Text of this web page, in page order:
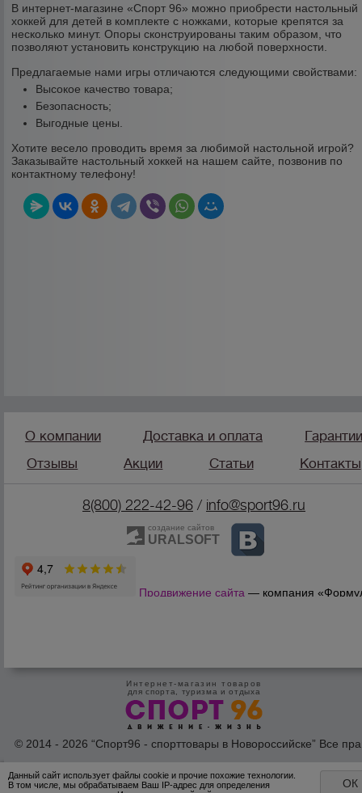
В интернет-магазине «Спорт 96» можно приобрести настольный
хоккей для детей в комплекте с ножками, которые крепятся за
несколько минут. Опоры сконструированы таким образом, что
позволяют установить конструкцию на любой поверхности.
Предлагаемые нами игры отличаются следующими свойствами:
Высокое качество товара;
Безопасность;
Выгодные цены.
Хотите весело проводить время за любимой настольной игрой?
Заказывайте настольный хоккей на нашем сайте, позвонив по
контактному телефону!
О компании Доставка и оплата
Отзывы
Акции Статьи Контакты
8(800) 222-42-96/ info@sport96.ru
создание сайтов
URALSOFT
Продвижение сайта — компания
Интернет-магазин товаров
для спорта, туризма и отдыха
© 2014 - 2026 “Спорт96 - спорттовары в Новороссийске” Все
Данный сайт использует файлы cookie и прочие похожие технологии.
В том числе, мы обрабатываем Ваш IP-адрес для определения
ОК